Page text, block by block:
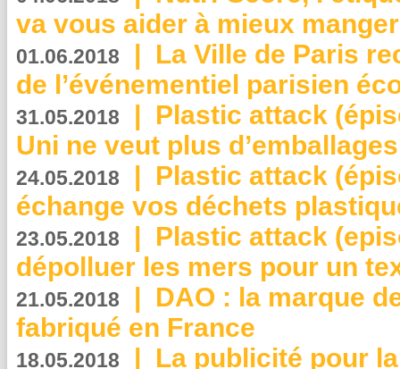
va vous aider à mieux
01.06.2018 | La Ville de Paris
de l’événementiel parisien
31.05.2018 | Plastic attack
Uni ne veut plus
24.05.2018 | Plastic attack
échange vos déchets
23.05.2018 | Plastic attack
dépolluer les mers pour un
21.05.2018 | DAO : la marque
fabriqué en France
18.05.2018 | La publicité pour